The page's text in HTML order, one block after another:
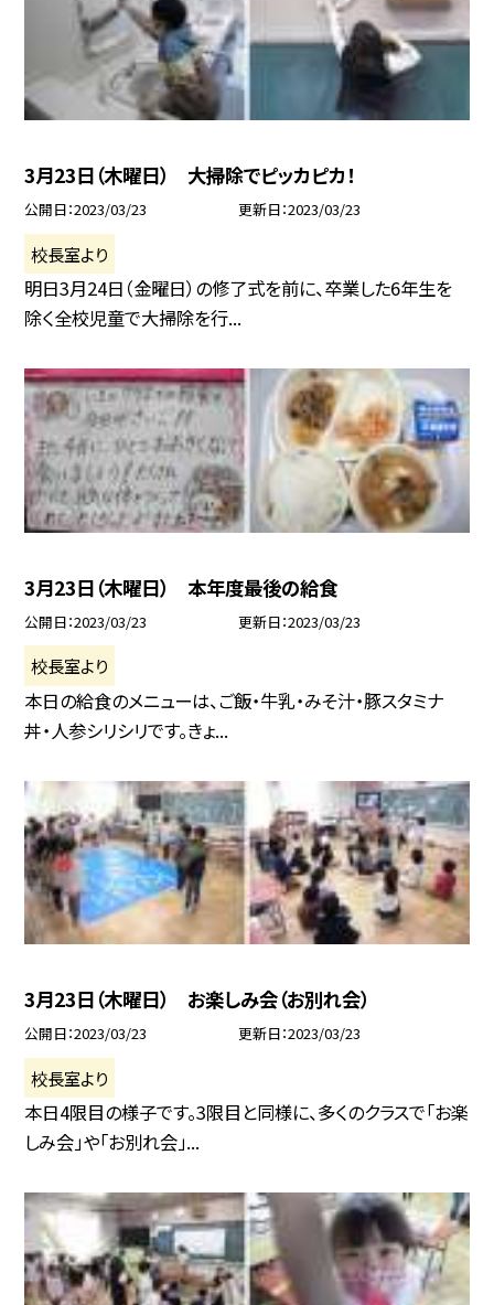
3月23日（木曜日） 大掃除でピッカピカ！
公開日 2023/03/23 更新日 2023/03/23
校長室より
明日3月24日（金曜日）の修了式を前に、卒業した6年生を
除く全校児童で大掃除を行...
3月23日（木曜日） 本年度最後の給食
公開日 2023/03/23 更新日 2023/03/23
校長室より
本日の給食のメニューは、ご飯・牛乳・みそ汁・豚スタミナ
丼・人参シリシリです。きょ...
3月23日（木曜日） お楽しみ会（お別れ会）
公開日 2023/03/23 更新日 2023/03/23
校長室より
本日4限目の様子です。3限目と同様に、多くのクラスで「お楽
しみ会」や「お別れ会」...